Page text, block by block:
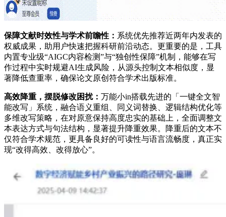
保障文献时效性与学术前瞻性： 系统优先推荐近两年内发表的
权威成果，助用户快速把握科研前沿动态。更重要的是，工具
内置专业级“AIGC内容检测”与“独创性保障”机制，能够在写
作过程中实时规避AI生成风险，从源头控制文本相似度，显
著降低查重率，确保论文原创符合学术出版标准。
高效降重，摆脱修改困扰： 万能小in搭载先进的「一键全文智
能改写」系统，融合语义重组、同义词替换、逻辑结构优化等
多维改写策略，在对原意保持高度忠实的基础上，全面调整文
本表达方式与句法结构，显著提升降重效果。降重后的文本不
仅符合学术规范，更具备良好的可读性与语言流畅度，真正实
现“改得高效、改得放心”。